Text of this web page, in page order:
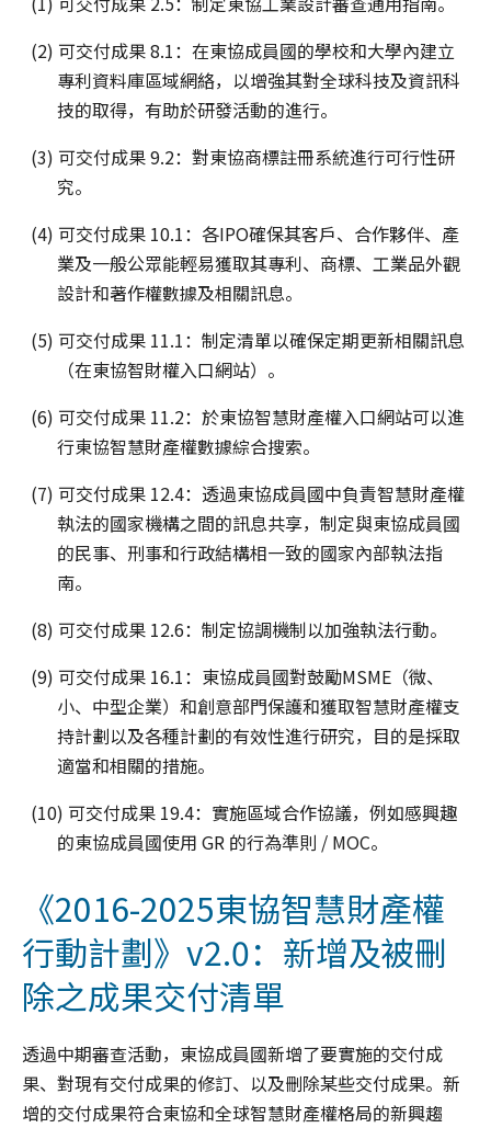
(2) 可交付成果 8.1：在東協成員國的學校和大學內建立
專利資料庫區域網絡，以增強其對全球科技及資訊科
技的取得，有助於研發活動的進行。
(3) 可交付成果 9.2：對東協商標註冊系統進行可行性研
究。
(4) 可交付成果 10.1：各IPO確保其客戶、合作夥伴、產
業及一般公眾能輕易獲取其專利、商標、工業品外觀
設計和著作權數據及相關訊息。
(5) 可交付成果 11.1：制定清單以確保定期更新相關訊息
（在東協智財權入口網站）。
(6) 可交付成果 11.2：於東協智慧財產權入口網站可以進
行東協智慧財產權數據綜合搜索。
(7) 可交付成果 12.4：透過東協成員國中負責智慧財產權
執法的國家機構之間的訊息共享，制定與東協成員國
的民事、刑事和行政結構相一致的國家內部執法指
南。
(8) 可交付成果 12.6：制定協調機制以加強執法行動。
(9) 可交付成果 16.1：東協成員國對鼓勵MSME（微、
小、中型企業）和創意部門保護和獲取智慧財產權支
持計劃以及各種計劃的有效性進行研究，目的是採取
適當和相關的措施。
(10) 可交付成果 19.4：實施區域合作協議，例如感興趣
的東協成員國使用 GR 的行為準則 / MOC。
《2016-2025東協智慧財產權
行動計劃》v2.0：新增及被刪
除之成果交付清單
透過中期審查活動，東協成員國新增了要實施的交付成
果、對現有交付成果的修訂、以及刪除某些交付成果。新
增的交付成果符合東協和全球智慧財產權格局的新興趨